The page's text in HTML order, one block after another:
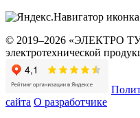
© 2019–2026 «ЭЛЕКТРО
электротехнической
сайта О разработчике